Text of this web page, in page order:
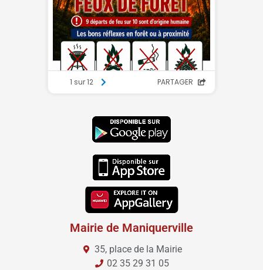
Mairie de Maniquerville
35, place de la Mairie
02 35 29 31 05